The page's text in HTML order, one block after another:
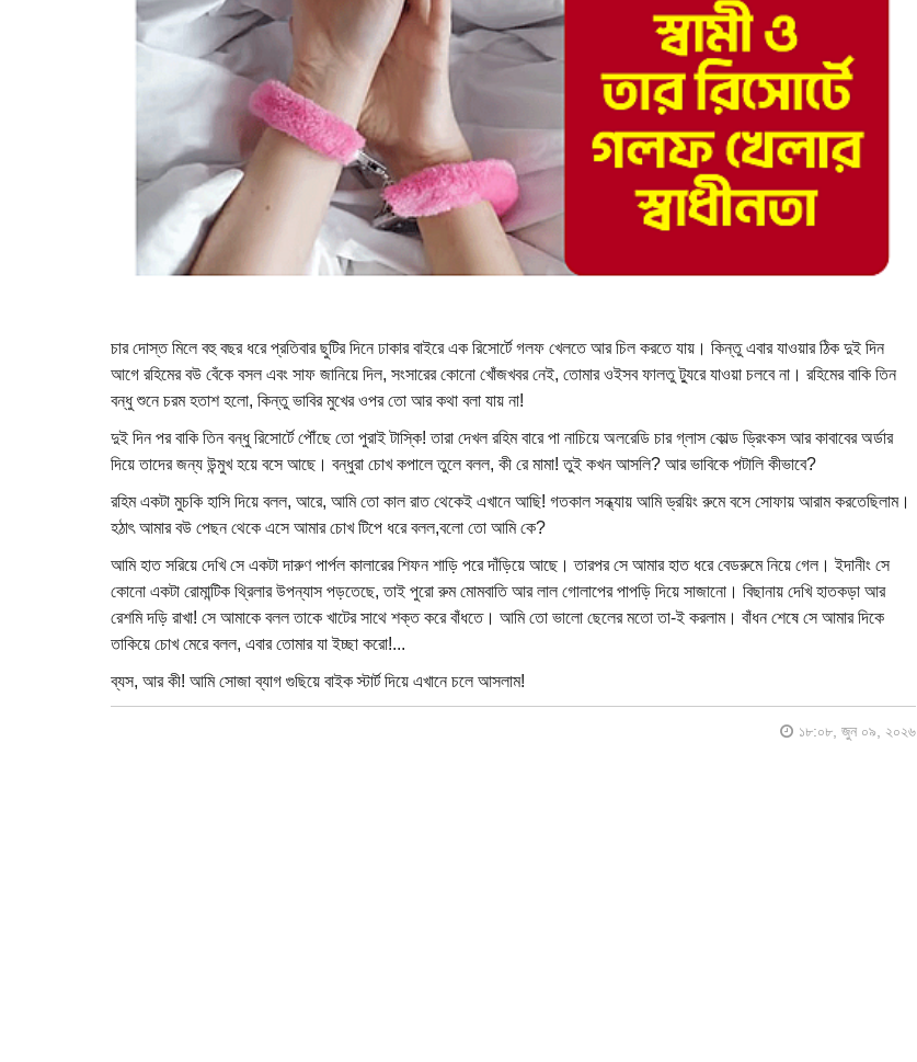
চার দোস্ত মিলে বহু বছর ধরে প্রতিবার ছুটির দিনে ঢাকার বাইরে এক রিসোর্টে গলফ খেলতে আর চিল করতে যায়। কিন্তু এবার যাওয়ার ঠিক দুই দিন
আগে রহিমের বউ বেঁকে বসল এবং সাফ জানিয়ে দিল, সংসারের কোনো খোঁজখবর নেই, তোমার ওইসব ফালতু ট্যুরে যাওয়া চলবে না। রহিমের বাকি তিন
বন্ধু শুনে চরম হতাশ হলো, কিন্তু ভাবির মুখের ওপর তো আর কথা বলা যায় না!
দুই দিন পর বাকি তিন বন্ধু রিসোর্টে পৌঁছে তো পুরাই টাস্কি! তারা দেখল রহিম বারে পা নাচিয়ে অলরেডি চার গ্লাস কোল্ড ড্রিংকস আর কাবাবের অর্ডার
দিয়ে তাদের জন্য উন্মুখ হয়ে বসে আছে। বন্ধুরা চোখ কপালে তুলে বলল, কী রে মামা! তুই কখন আসলি? আর ভাবিকে পটালি কীভাবে?
রহিম একটা মুচকি হাসি দিয়ে বলল, আরে, আমি তো কাল রাত থেকেই এখানে আছি! গতকাল সন্ধ্যায় আমি ড্রয়িং রুমে বসে সোফায় আরাম করতেছিলাম।
হঠাৎ আমার বউ পেছন থেকে এসে আমার চোখ টিপে ধরে বলল,বলো তো আমি কে?
আমি হাত সরিয়ে দেখি সে একটা দারুণ পার্পল কালারের শিফন শাড়ি পরে দাঁড়িয়ে আছে। তারপর সে আমার হাত ধরে বেডরুমে নিয়ে গেল। ইদানীং সে
কোনো একটা রোমান্টিক থ্রিলার উপন্যাস পড়তেছে, তাই পুরো রুম মোমবাতি আর লাল গোলাপের পাপড়ি দিয়ে সাজানো। বিছানায় দেখি হাতকড়া আর
রেশমি দড়ি রাখা! সে আমাকে বলল তাকে খাটের সাথে শক্ত করে বাঁধতে। আমি তো ভালো ছেলের মতো তা-ই করলাম। বাঁধন শেষে সে আমার দিকে
তাকিয়ে চোখ মেরে বলল, এবার তোমার যা ইচ্ছা করো!...
ব্যস, আর কী! আমি সোজা ব্যাগ গুছিয়ে বাইক স্টার্ট দিয়ে এখানে চলে আসলাম!
১৮:০৮, জুন ০৯, ২০২৬